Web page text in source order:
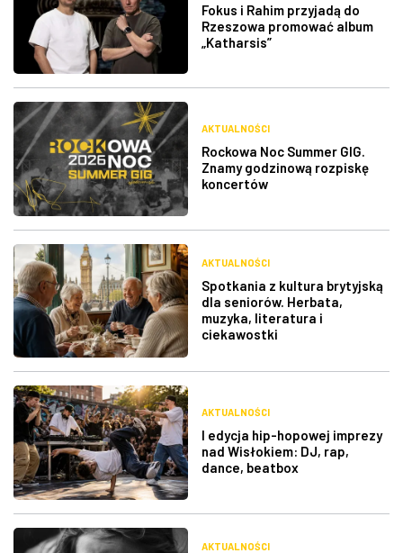
Fokus i Rahim przyjadą do
Rzeszowa promować album
„Katharsis”
AKTUALNOŚCI
Rockowa Noc Summer GIG.
Znamy godzinową rozpiskę
koncertów
AKTUALNOŚCI
Spotkania z kultura brytyjską
dla seniorów. Herbata,
muzyka, literatura i
ciekawostki
AKTUALNOŚCI
I edycja hip-hopowej imprezy
nad Wisłokiem: DJ, rap,
dance, beatbox
AKTUALNOŚCI